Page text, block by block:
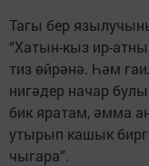
Тагы бер
“Хатын-кыз ир-
тиз өйрәнә. Һәм
нигәдер начар
бик яратам, әмма
утырып кашык
чыгара”.